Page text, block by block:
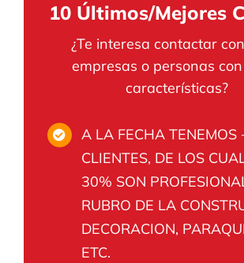
10 Últimos/Mejores
¿Te interesa contactar
empresas o personas
características?
A LA FECHA TENEMOS
CLIENTES, DE LOS
30% SON
RUBRO DE LA
DECORACION,
ETC.